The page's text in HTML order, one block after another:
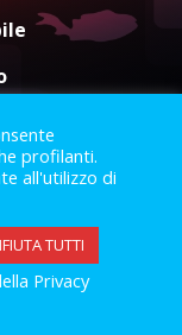
Policy
profilanti.
all'utilizzo di
TUTTI
Privacy